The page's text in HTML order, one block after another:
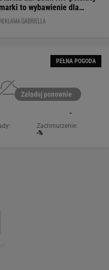
marki to wybawienie dla
kobiet!
REKLAMA GABRIELLA
PEŁNA POGODA
Załaduj ponownie
-
Zachmurzenie:
-%